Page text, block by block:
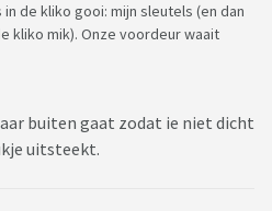
de kliko gooi: mijn sleutels (en dan
kliko mik). Onze voordeur waait
buiten gaat zodat ie niet dicht
uitsteekt.